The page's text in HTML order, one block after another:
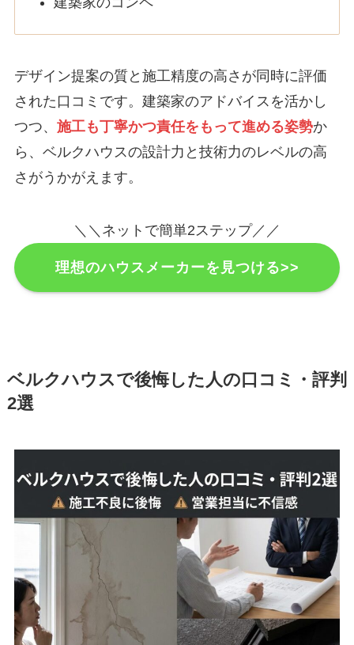
デザイン提案の質と施工精度の高さが同時に評価
された口コミです。建築家のアドバイスを活かし
つつ、 施工も丁寧かつ責任をもって進める姿勢か
ら、ベルクハウスの設計力と技術力のレベルの高
さがうかがえます。
＼＼ネットで簡単2ステップ／／
理想のハウスメーカーを見つける>>
ベルクハウスで後悔した人の口コミ・評判
2選